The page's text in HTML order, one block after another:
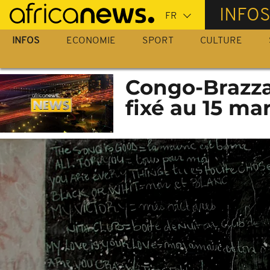
Passer
au
contenu
INFOS
INFOS ECONOMIE SPORT CULTURE
Congo-
fixé au 15